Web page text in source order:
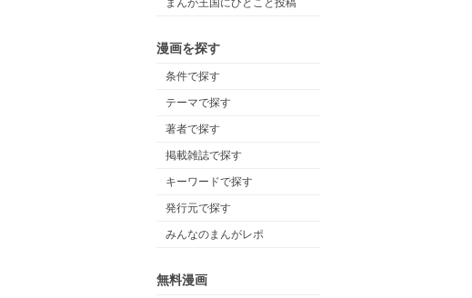
まんが王国にひとこと投稿
漫画を探す
条件で探す
テーマで探す
著者で探す
掲載雑誌で探す
キーワードで探す
発行元で探す
みんなのまんがレポ
無料漫画